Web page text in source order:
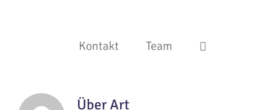
Kontakt Team
ÜberArt